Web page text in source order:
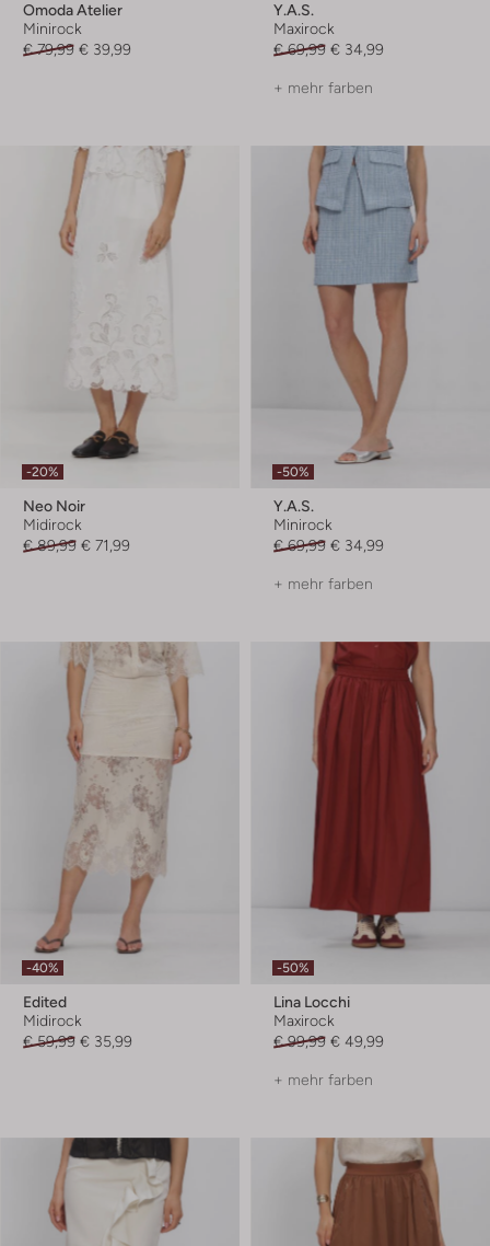
Omoda Atelier
Minirock
€ 79,99 € 39,99
Y.a.s.
Maxirock
€ 69,99 € 34,99
+ mehr farben
-20%
Neo Noir
Midirock
€ 89,99 € 71,99
-50%
Y.a.s.
Minirock
€ 69,99 € 34,99
+ mehr farben
-40%
Edited
Midirock
€ 59,99 € 35,99
-50%
Lina Locchi
Maxirock
€ 99,99 € 49,99
+ mehr farben